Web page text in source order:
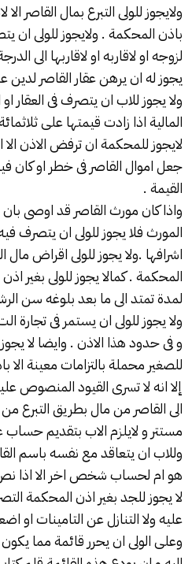
ولايجوز للولى التبرع بمال القاصر
باذن المحكمة . ولايجوز للولى ان
لزوجه او لاقاربه او لاقاربها الى
يجوز له ان يرهن عقار القاصر
ولا يجوز للاب ان يتصرف فى العقار
المالية اذا زادت قيمتها على
لايجوز للمحكمة ان ترفض الاذن
جعل اموال القاصر فى خطر او
القيمة .
واذا كان مورث القاصر قد اوصى بان
المورث فلا يجوز للولى ان يتصرف
اشرافها .ولا يجوز للولى اقراض مال
المحكمة . كمالا يجوز للولى بغير
لمدة تمتد الى ما بعد بلوغه سن
ولا يجوز للولى ان يستمر فى تجارة
و فى حدود هذا الاذن . وايضا لا
للصغير محملة بالتزامات معينة الا
إلا انه لا تسرى القيود المنصوص
الى القاصر من مال بطريق التبرع من
مستتر و لايلزم الاب بتقديم
وللاب ان يتعاقد مع نفسه باسم
هو ام لحساب شخص اخر الا اذا نص
لا يجوز للجد بغير اذن المحكمة
عليه ولا التنازل عن التامينات او
وعلى الولى ان يحرر قائمة مما